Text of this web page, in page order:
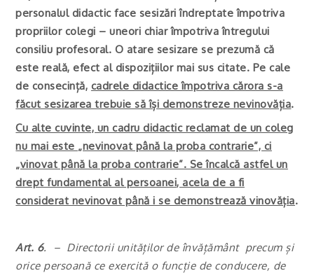
personalul didactic face sesizări îndreptate împotriva
propriilor colegi – uneori chiar împotriva întregului
consiliu profesoral. O atare sesizare se prezumă că
este reală, efect al dispozițiilor mai sus citate. Pe cale
de consecință, cadrele didactice împotriva cărora s-a
făcut sesizarea trebuie să își demonstreze nevinovăția.
Cu alte cuvinte, un cadru didactic reclamat de un coleg
nu mai este „nevinovat până la proba contrarie”, ci
„vinovat până la proba contrarie”. Se încalcă astfel un
drept fundamental al persoanei, acela de a fi
considerat nevinovat până i se demonstrează vinovăția.
Art. 6. – Directorii unităților de învățământ precum și
orice persoană ce exercită o funcție de conducere, de